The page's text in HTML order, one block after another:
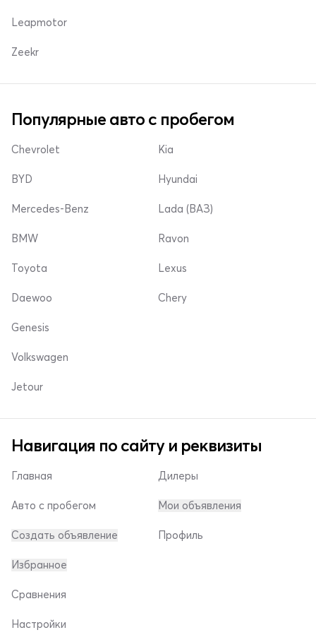
Leapmotor
Zeekr
Популярные авто с пробегом
Chevrolet
BYD
Mercedes-Benz
Kia
Hyundai
Lada (ВАЗ)
BMW
Toyota
Daewoo
Ravon
Lexus
Chery
Genesis
Volkswagen
Jetour
Навигация по сайту и реквизиты
Главная
Авто с пробегом
Создать объявление
Дилеры
Мои объявления
Профиль
Избранное
Сравнения
Настройки